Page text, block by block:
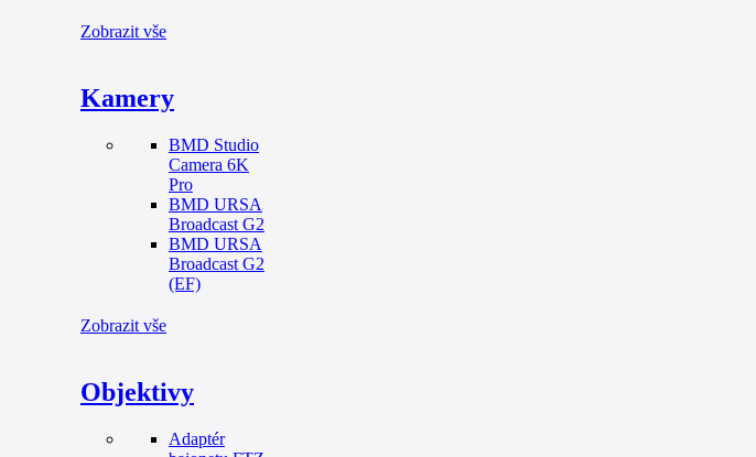
Zobrazit vše
Kamery
BMD Studio
Camera 6K
Pro
BMD URSA
Broadcast G2
BMD URSA
Broadcast G2
(EF)
Zobrazit vše
Objektivy
Adaptér